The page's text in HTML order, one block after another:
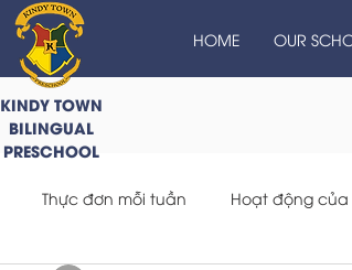
HOME OUR
Thực đơn mỗi tuần Hoạt động của
KINDY TOWN
BILINGUAL
PRESCHOOL